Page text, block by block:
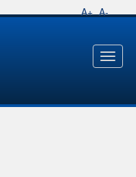
A+ A-
Toggle